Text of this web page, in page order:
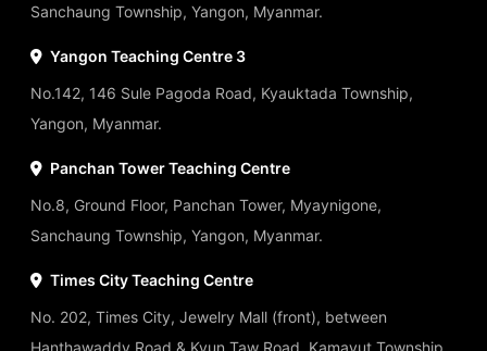
Sanchaung Township, Yangon, Myanmar.
Yangon Teaching Centre 3
No.142, 146 Sule Pagoda Road, Kyauktada Township,
Yangon, Myanmar.
Panchan Tower Teaching Centre
No.8, Ground Floor, Panchan Tower, Myaynigone,
Sanchaung Township, Yangon, Myanmar.
Times City Teaching Centre
No. 202, Times City, Jewelry Mall (front), between
Hanthawaddy Road & Kyun Taw Road, Kamayut Township,